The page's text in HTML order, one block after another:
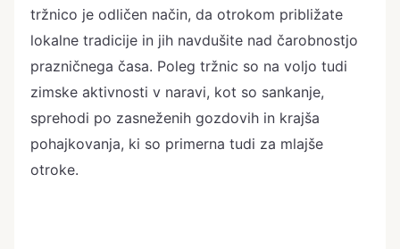
tržnico je odličen način, da otrokom približate
lokalne tradicije in jih navdušite nad čarobnostjo
prazničnega časa. Poleg tržnic so na voljo tudi
zimske aktivnosti v naravi, kot so sankanje,
sprehodi po zasneženih gozdovih in krajša
pohajkovanja, ki so primerna tudi za mlajše
otroke.